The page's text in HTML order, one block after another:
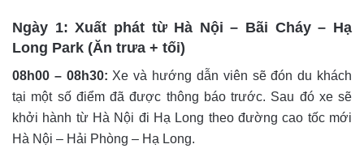
Ngày 1: Xuất phát từ Hà Nội – Bãi Cháy – Hạ
Long Park (Ăn trưa + tối)
08h00 – 08h30: Xe và hướng dẫn viên sẽ đón du khách
tại một số điểm đã được thông báo trước. Sau đó xe sẽ
khởi hành từ Hà Nội đi Hạ Long theo đường cao tốc mới
Hà Nội – Hải Phòng – Hạ Long.